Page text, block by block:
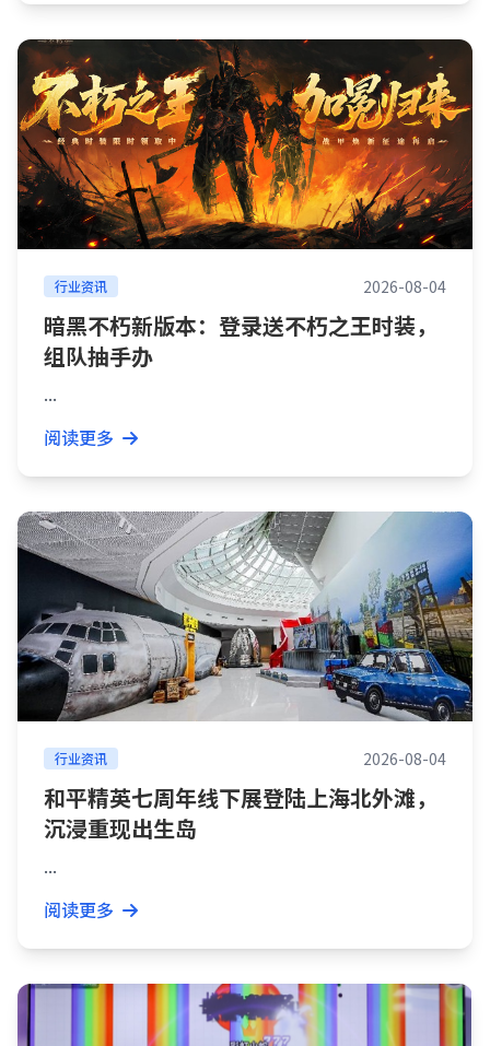
行业资讯 2026-08-04
暗黑不朽新版本：登录送不朽之王时装，
组队抽手办
...
阅读更多
行业资讯 2026-08-04
和平精英七周年线下展登陆上海北外滩，
沉浸重现出生岛
...
阅读更多